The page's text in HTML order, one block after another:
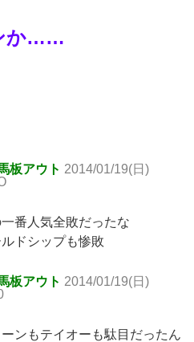
か……
板アウト 2014/01/19(日)
番人気全敗だったな
ドシップも惨敗
板アウト 2014/01/19(日)
ンもテイオーも駄目だったん